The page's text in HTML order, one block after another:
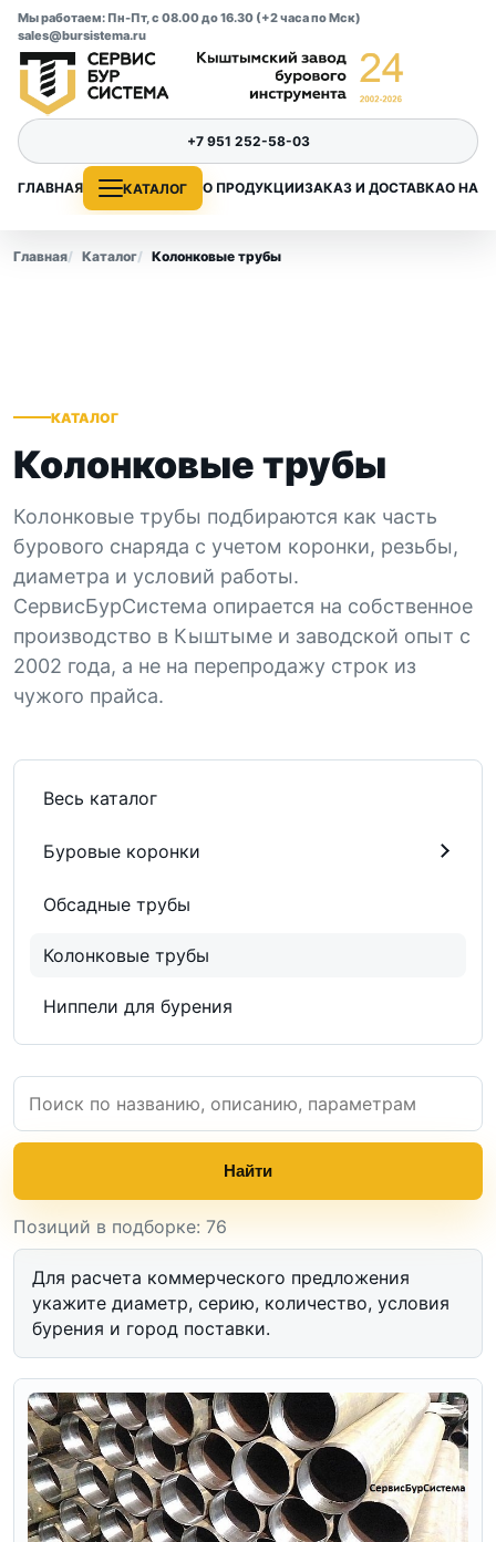
Мы работаем: Пн-Пт, с 08.00 до 16.30 (+2 часа по Мск)
sales@bursistema.ru
ГЛАВНАЯ КАТАЛОГ О ПРОДУКЦИИЗАКАЗ И ДОСТАВКАО НАС
+7 951 252-58-03
Главная Каталог Колонковые трубы
КАТАЛОГ
Колонковые трубы
Колонковые трубы подбираются как часть
бурового снаряда с учетом коронки, резьбы,
диаметра и условий работы.
СервисБурСистема опирается на собственное
производство в Кыштыме и заводской опыт с
2002 года, а не на перепродажу строк из
чужого прайса.
Весь каталог
Буровые коронки
Обсадные трубы
Колонковые трубы
Ниппели для бурения
Найти
Позиций в подборке: 76
Для расчета коммерческого предложения
укажите диаметр, серию, количество, условия
бурения и город поставки.